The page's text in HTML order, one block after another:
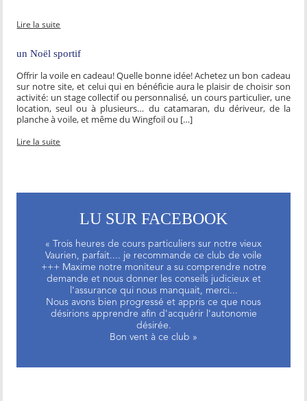
Lire la suite
un Noël sportif
Offrir la voile en cadeau! Quelle bonne idée! Achetez un bon cadeau
sur notre site, et celui qui en bénéficie aura le plaisir de choisir son
activité: un stage collectif ou personnalisé, un cours particulier, une
location, seul ou à plusieurs… du catamaran, du dériveur, de la
planche à voile, et même du Wingfoil ou […]
Lire la suite
LU SUR FACEBOOK
« Trois heures de cours particuliers sur notre vieux
Vaurien, parfait.... je recommande ce club de voile
+++ Maxime notre moniteur a su comprendre notre
demande et nous donner les conseils judicieux et
l'assurance qui nous manquait, merci...
Nous avons bien progressé et appris ce que nous
désirions apprendre afin d'acquérir l'autonomie
désirée.
Bon vent à ce club »